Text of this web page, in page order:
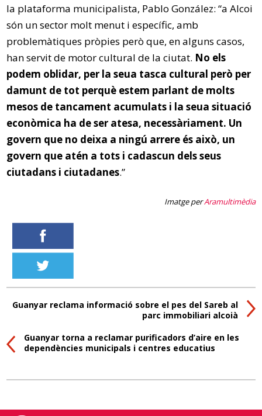
la plataforma municipalista, Pablo González: “a Alcoi
són un sector molt menut i específic, amb
problemàtiques pròpies però que, en alguns casos,
han servit de motor cultural de la ciutat. No els
podem oblidar, per la seua tasca cultural però per
damunt de tot perquè estem parlant de molts
mesos de tancament acumulats i la seua situació
econòmica ha de ser atesa, necessàriament. Un
govern que no deixa a ningú arrere és això, un
govern que atén a tots i cadascun dels seus
ciutadans i ciutadanes.”
Imatge perAramultimèdia
Guanyar reclama informació sobre el pes del Sareb al
parc immobiliari alcoià
Guanyar torna a reclamar purificadors d’aire en les
dependències municipals i centres educatius